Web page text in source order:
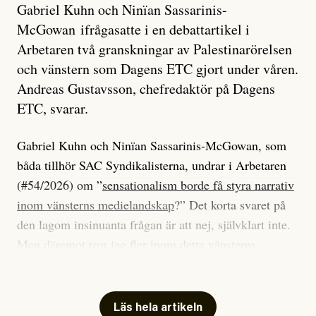
Gabriel Kuhn och Ninïan Sassarinis-
McGowan ifrågasatte i en debattartikel i
Arbetaren två granskningar av Palestinarörelsen
och vänstern som Dagens ETC gjort under våren.
Andreas Gustavsson, chefredaktör på Dagens
ETC, svarar.
Gabriel Kuhn och Ninïan Sassarinis-McGowan, som
båda tillhör SAC Syndikalisterna, undrar i Arbetaren
(#54/2026) om ”sensationalism borde få styra narrativ
inom vänsterns medielandskap?” Det korta svaret på
den lagom insinuanta frågan är att nej, självklart inte.
Men däremot tror jag fler inom detta vänsterns
journalistik som vänder sig till många snarare än att
Läs hela artikeln